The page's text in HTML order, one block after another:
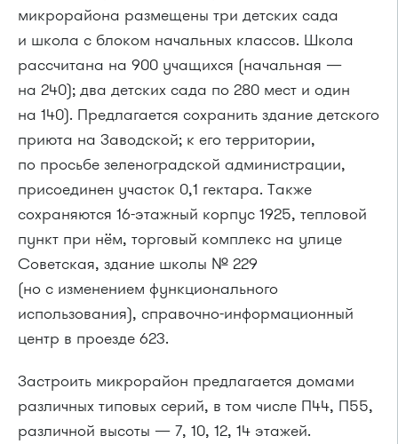
микрорайона размещены три детских сада
и школа с блоком начальных классов. Школа
рассчитана на 900 учащихся (начальная —
на 240); два детских сада по 280 мест и один
на 140). Предлагается сохранить здание детского
приюта на Заводской; к его территории,
по просьбе зеленоградской администрации,
присоединен участок 0,1 гектара. Также
сохраняются 16-этажный корпус 1925, тепловой
пункт при нём, торговый комплекс на улице
Советская, здание школы № 229
(но с изменением функционального
использования), справочно-информационный
центр в проезде 623.
Застроить микрорайон предлагается домами
различных типовых серий, в том числе П44, П55,
различной высоты — 7, 10, 12, 14 этажей.